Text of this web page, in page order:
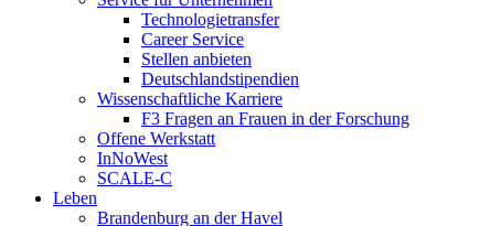
Technologietransfer
Career Service
Stellen anbieten
Deutschlandstipendien
Wissenschaftliche Karriere
F3 Fragen an Frauen in der Forschung
Offene Werkstatt
InNoWest
SCALE-C
Leben
Brandenburg an der Havel